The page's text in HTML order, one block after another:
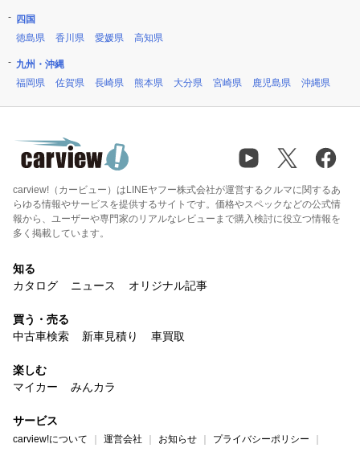
四国
徳島県
香川県 愛媛県 高知県
九州・沖縄
福岡県
佐賀県 長崎県 熊本県 大分県 宮崎県 鹿児島県 沖縄県
carview!（カービュー）はLINEヤフー株式会社が運営するクルマに関するあ
らゆる情報やサービスを提供するサイトです。価格やスペックなどの公式情
報から、ユーザーや専門家のリアルなレビューまで購入検討に役立つ情報を
多く掲載しています。
知る
カタログ
ニュース オリジナル記事
買う・売る
中古車検索
新車見積り 車買取
楽しむ
マイカー
みんカラ
サービス
carview!について 運営会社 お知らせ プライバシーポリシー